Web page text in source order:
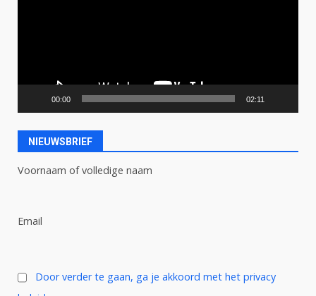
00:00 02:11
NIEUWSBRIEF
Voornaam of volledige naam
Email
Door verder te gaan, ga je akkoord met het privacy